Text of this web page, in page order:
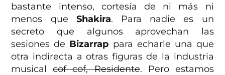
bastante intenso, cortesía de ni más ni
menos que Shakira. Para nadie es un
secreto que algunos aprovechan las
sesiones de Bizarrap para echarle una que
otra indirecta a otras figuras de la industria
musicalcof cof, Residente. Pero estamos